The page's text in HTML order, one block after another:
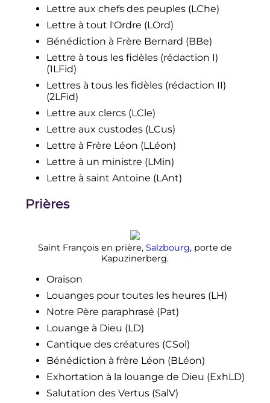
Lettre aux chefs des peuples (LChe)
Lettre à tout l'Ordre (LOrd)
Bénédiction à Frère Bernard (BBe)
Lettre à tous les fidèles (rédaction I)
(1LFid)
Lettres à tous les fidèles (rédaction II)
(2LFid)
Lettre aux clercs (LCle)
Lettre aux custodes (LCus)
Lettre à Frère Léon (LLéon)
Lettre à un ministre (LMin)
Lettre à saint Antoine (LAnt)
Prières
Saint François en prière, Salzbourg, porte de
Kapuzinerberg.
Oraison
Louanges pour toutes les heures (LH)
Notre Père paraphrasé (Pat)
Louange à Dieu (LD)
Cantique des créatures (CSol)
Bénédiction à frère Léon (BLéon)
Exhortation à la louange de Dieu (ExhLD)
Salutation des Vertus (SalV)